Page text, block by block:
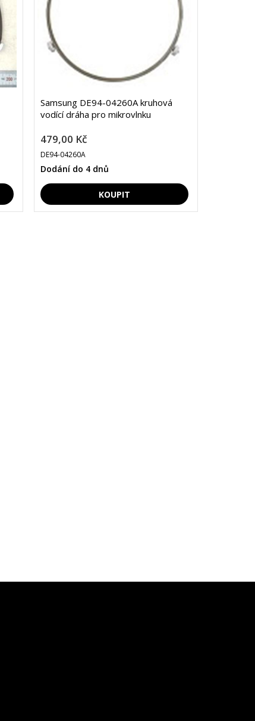
Samsung DE94-04260A kruhová
vodící dráha pro mikrovlnku
479,00 Kč
DE94-04260A
Dodání do 4 dnů